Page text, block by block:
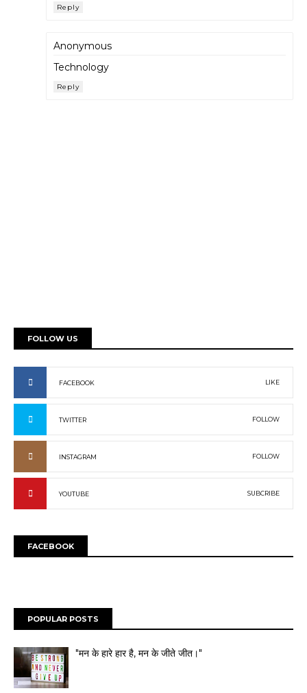
Reply
Anonymous
Technology
Reply
FOLLOW US
FACEBOOK LIKE
TWITTER FOLLOW
INSTAGRAM FOLLOW
YOUTUBE SUBCRIBE
FACEBOOK
POPULAR POSTS
"मन के हारे हार है, मन के जीते जीत।"